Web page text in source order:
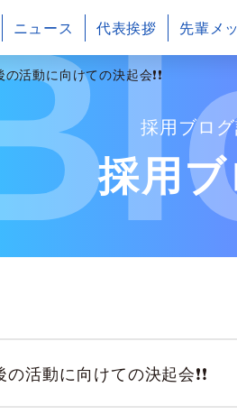
ニュース 代表挨拶 先輩メ
活動に向けての決起会❗❗
採用ブロ
採用
活動に向けての決起会❗❗